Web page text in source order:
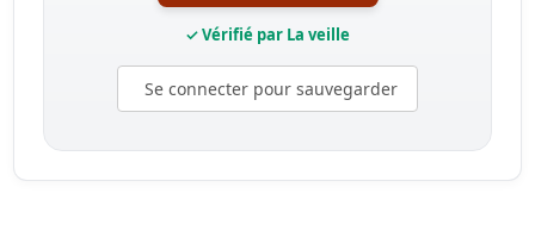
✓ Vérifié par La veille
Se connecter pour sauvegarder